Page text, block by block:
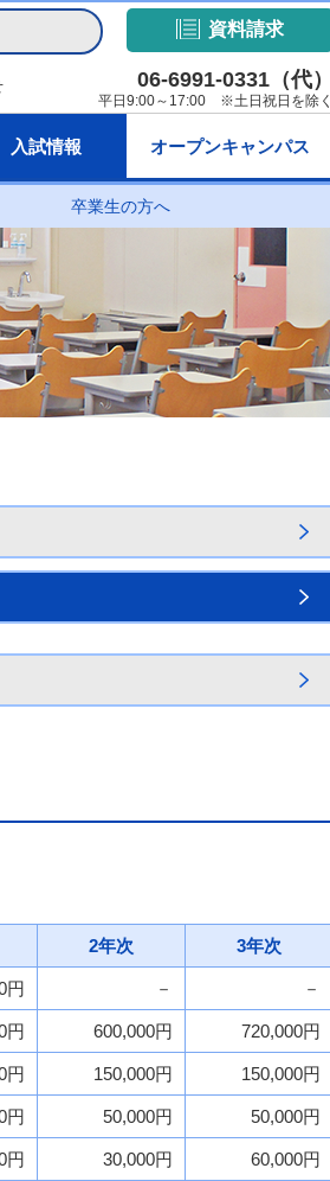
資料請求
06-6991-0331（代）
平日9:00～17:00 ※土日祝日を除く
入試情報 オープンキャンパス
卒業生の方へ
2年次 3年次
円 － －
円 600,000円 720,000円
円 150,000円 150,000円
円 50,000円 50,000円
円 30,000円 60,000円